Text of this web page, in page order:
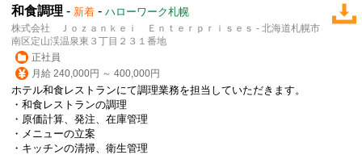
和食調理 - 新着 - ハローワーク札幌
株式会社 Ｊｏｚａｎｋｅｉ Ｅｎｔｅｒｐｒｉｓｅｓ - 北海道札幌市
南区定山渓温泉東３丁目２３１番地
正社員
月給 240,000円 ～ 400,000円
ホテル和食レストランにて調理業務を担当していただきます。
・和食レストランの調理
・原価計算、発注、在庫管理
・メニューの立案
・キッチンの清掃、衛生管理